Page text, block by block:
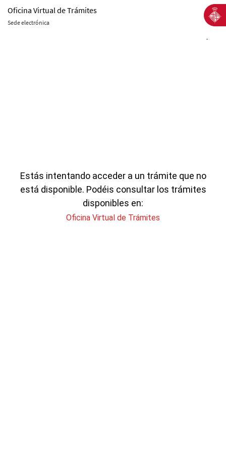
Oficina Virtual de Trámites
Sede electrónica
-
Estás intentando acceder a un trámite que no
está disponible. Podéis consultar los trámites
disponibles en:
Oficina Virtual de Trámites